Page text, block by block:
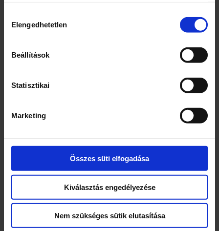
kiválasztása
Elengedhetetlen
Beállítások
Statisztikai
Marketing
Összes süti elfogadása
Kiválasztás engedélyezése
Nem szükséges sütik elutasítása
Gyöngyhagyma
Ételecet
Antioxidáns (nátrium-metabiszulfit)
Email segélyvonal
www.pointmarket.hu
Cég neve
Point Marketing Kft.